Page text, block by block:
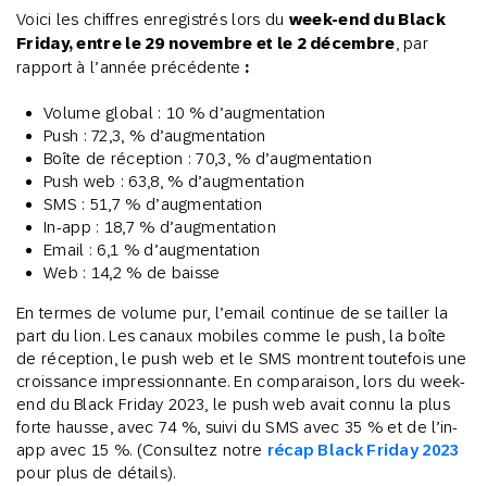
Voici les chiffres enregistrés lors du week-end du Black
Friday, entre le 29 novembre et le 2 décembre , par
rapport à l’année précédente :
Volume global : 10 % d’augmentation
Push : 72,3, % d’augmentation
Boîte de réception : 70,3, % d’augmentation
Push web : 63,8, % d’augmentation
SMS : 51,7 % d’augmentation
In-app : 18,7 % d’augmentation
Email : 6,1 % d’augmentation
Web : 14,2 % de baisse
En termes de volume pur, l’email continue de se tailler la
part du lion. Les canaux mobiles comme le push, la boîte
de réception, le push web et le SMS montrent toutefois une
croissance impressionnante. En comparaison, lors du week-
end du Black Friday 2023, le push web avait connu la plus
forte hausse, avec 74 %, suivi du SMS avec 35 % et de l’in-
app avec 15 %. (Consultez notre récap Black Friday 2023
pour plus de détails).